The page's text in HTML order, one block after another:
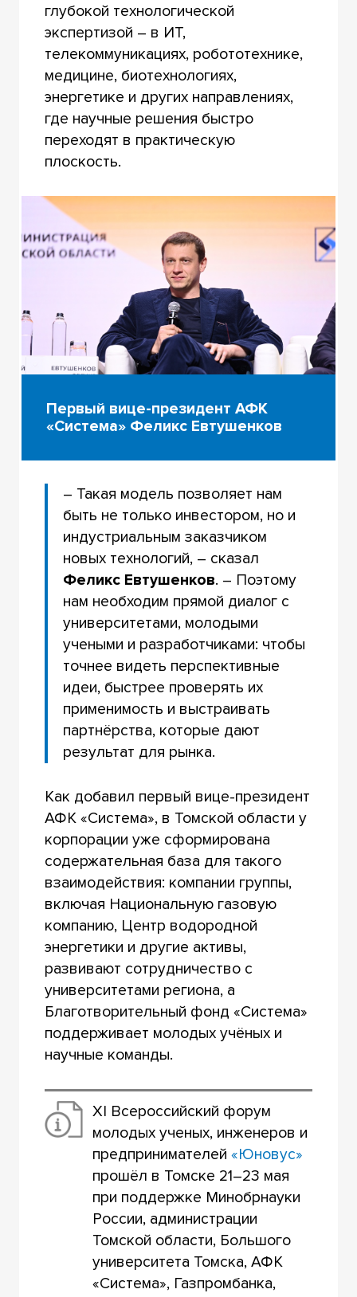
глубокой технологической
экспертизой – в ИТ,
телекоммуникациях, робототехнике,
медицине, биотехнологиях,
энергетике и других направлениях,
где научные решения быстро
переходят в практическую
плоскость.
Первый вице-президент АФК
«Система» Феликс Евтушенков
– Такая модель позволяет нам
быть не только инвестором, но и
индустриальным заказчиком
новых технологий, – сказал
Феликс Евтушенков. – Поэтому
нам необходим прямой диалог с
университетами, молодыми
учеными и разработчиками: чтобы
точнее видеть перспективные
идеи, быстрее проверять их
применимость и выстраивать
партнёрства, которые дают
результат для рынка.
Как добавил первый вице-президент
АФК «Система», в Томской области у
корпорации уже сформирована
содержательная база для такого
взаимодействия: компании группы,
включая Национальную газовую
компанию, Центр водородной
энергетики и другие активы,
развивают сотрудничество с
университетами региона, а
Благотворительный фонд «Система»
поддерживает молодых учёных и
научные команды.
XI Всероссийский форум
молодых ученых, инженеров и
предпринимателей«Юновус»
прошёл в Томске 21–23 мая
при поддержке Минобрнауки
России, администрации
Томской области, Большого
университета Томска, АФК
«Система», Газпромбанка,